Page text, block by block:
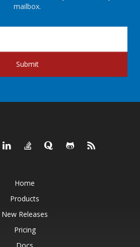
mailbox.
Submit
Home
Products
New Releases
Pricing